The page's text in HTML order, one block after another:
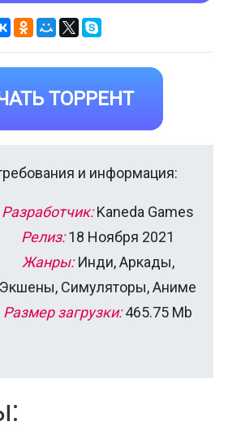
ТОРРЕНТ
и информация:
Разработчик:Kaneda Games
Релиз:18 Ноября 2021
Жанры:Инди, Аркады,
Экшены, Симуляторы, Аниме
Размер загрузки:465.75 Mb